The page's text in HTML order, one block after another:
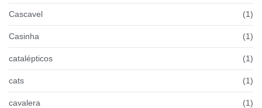
Cascavel (1)
Casinha (1)
catalépticos (1)
cats (1)
cavalera (1)